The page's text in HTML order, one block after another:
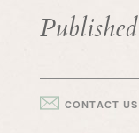
CONTACT US